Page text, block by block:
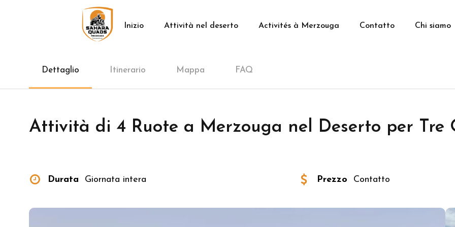
Inizio Attività nel deserto Activités à Merzouga Contatto Chi siamo
Dettaglio Itinerario Mappa FAQ
Attività di 4 Ruote a Merzouga nel Deserto per Tre
Durata Giornata intera Prezzo Contatto